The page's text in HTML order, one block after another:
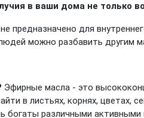
в ваши дома не только
не предназначено для
можно разбавить другим
Эфирные масла - это
в листьях, корнях,
богаты различными